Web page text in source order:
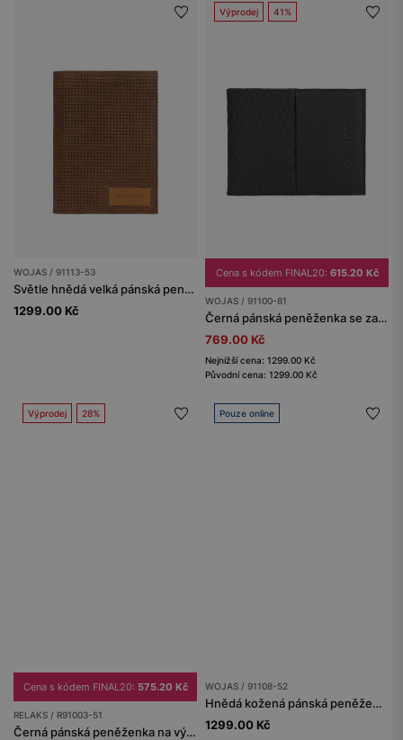
WOJAS / 91113-53
Světle hnědá velká pánská peněženka z texturované kůže
1299.00 Kč
Výprodej 41%
Cena s kódem FINAL20: 615.20 Kč
WOJAS / 91100-81
Černá pánská peněženka se zajímavou texturou a RFID ochranou proti krádeži
769.00 Kč
Nejnižší cena: 1299.00 Kč
Původní cena: 1299.00 Kč
Výprodej 28%
Cena s kódem FINAL20: 575.20 Kč
RELAKS / R91003-51
Černá pánská peněženka na výšku RELAKS
Pouze online
WOJAS / 91108-52
Hnědá kožená pánská peněženka s ochranou RFID
1299.00 Kč